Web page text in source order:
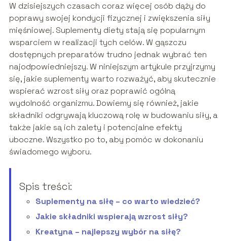
W dzisiejszych czasach coraz więcej osób dąży do
poprawy swojej kondycji fizycznej i zwiększenia siły
mięśniowej. Suplementy diety stają się popularnym
wsparciem w realizacji tych celów. W gąszczu
dostępnych preparatów trudno jednak wybrać ten
najodpowiedniejszy. W niniejszym artykule przyjrzymy
się, jakie suplementy warto rozważyć, aby skutecznie
wspierać wzrost siły oraz poprawić ogólną
wydolność organizmu. Dowiemy się również, jakie
składniki odgrywają kluczową rolę w budowaniu siły, a
także jakie są ich zalety i potencjalne efekty
uboczne. Wszystko po to, aby pomóc w dokonaniu
świadomego wyboru.
Spis treści:
Suplementy na siłę – co warto wiedzieć?
Jakie składniki wspierają wzrost siły?
Kreatyna – najlepszy wybór na siłę?